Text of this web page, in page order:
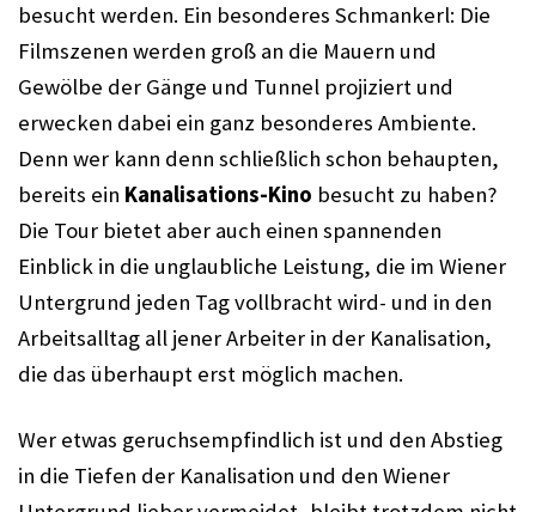
besucht werden. Ein besonderes Schmankerl: Die
Filmszenen werden groß an die Mauern und
Gewölbe der Gänge und Tunnel projiziert und
erwecken dabei ein ganz besonderes Ambiente.
Denn wer kann denn schließlich schon behaupten,
bereits ein Kanalisations-Kino besucht zu haben?
Die Tour bietet aber auch einen spannenden
Einblick in die unglaubliche Leistung, die im Wiener
Untergrund jeden Tag vollbracht wird- und in den
Arbeitsalltag all jener Arbeiter in der Kanalisation,
die das überhaupt erst möglich machen.
Wer etwas geruchsempfindlich ist und den Abstieg
in die Tiefen der Kanalisation und den Wiener